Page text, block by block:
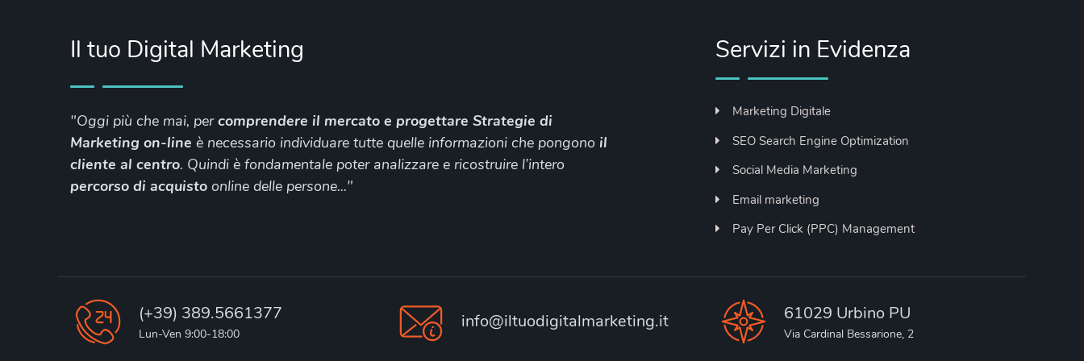
Il tuo Digital Marketing
"Oggi più che mai, percomprendere il mercato e progettare Strategie di
Marketing on-line è necessario individuare tutte quelle informazioni che pongono il
cliente al centro. Quindi è fondamentale poter analizzare e ricostruire l’intero
percorso di acquisto online delle persone..."
Servizi in Evidenza
Marketing Digitale
SEO Search Engine Optimization
Social Media Marketing
Email marketing
Pay Per Click (PPC) Management
(+39) 389.5661377
Lun-Ven 9:00-18:00
info@iltuodigitalmarketing.it 61029 Urbino PU
Via Cardinal Bessarione, 2